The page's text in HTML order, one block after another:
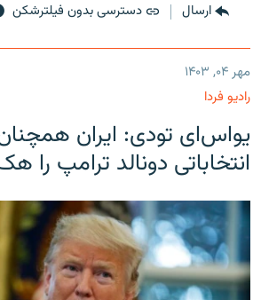
ارسال دسترسی بدون فیلترشکن
مهر ۰۴, ۱۴۰۳
رادیو فردا
یو‌اس‌ای تودی: ایران
انتخاباتی دونالد ترامپ را